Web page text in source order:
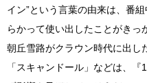
イン”という言葉の由来は、番
らかって使い出したことがきっ
朝丘雪路がクラウン時代に出し
「スキャンドール」などは、